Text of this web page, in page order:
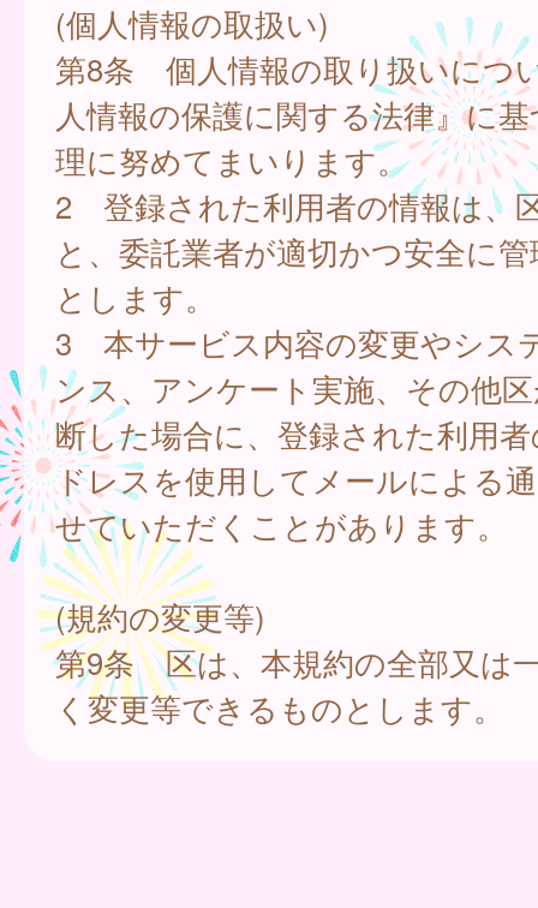
(個人情報の取扱い)
第8条 個人情報の取り扱いにつ
人情報の保護に関する法律』に
理に努めてまいります。
2 登録された利用者の情報は、
と、委託業者が適切かつ安全に
とします。
3 本サービス内容の変更やシス
ンス、アンケート実施、その他
断した場合に、登録された利用
ドレスを使用してメールによる
せていただくことがあります。
(規約の変更等)
第9条 区は、本規約の全部又は
く変更等できるものとします。